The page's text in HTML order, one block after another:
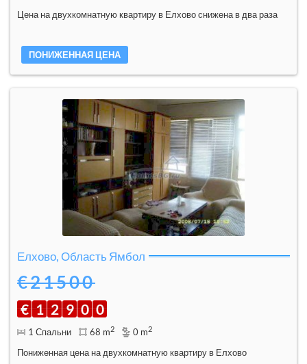
Цена на двухкомнатную квартиру в Елхово снижена в два раза
ПОНИЖЕННАЯ ЦЕНА
Елхово, Область Ямбол
€21500
€ 1 2 9 0 0
1 Спальни 68 m2 0 m2
Пониженная цена на двухкомнатную квартиру в Елхово